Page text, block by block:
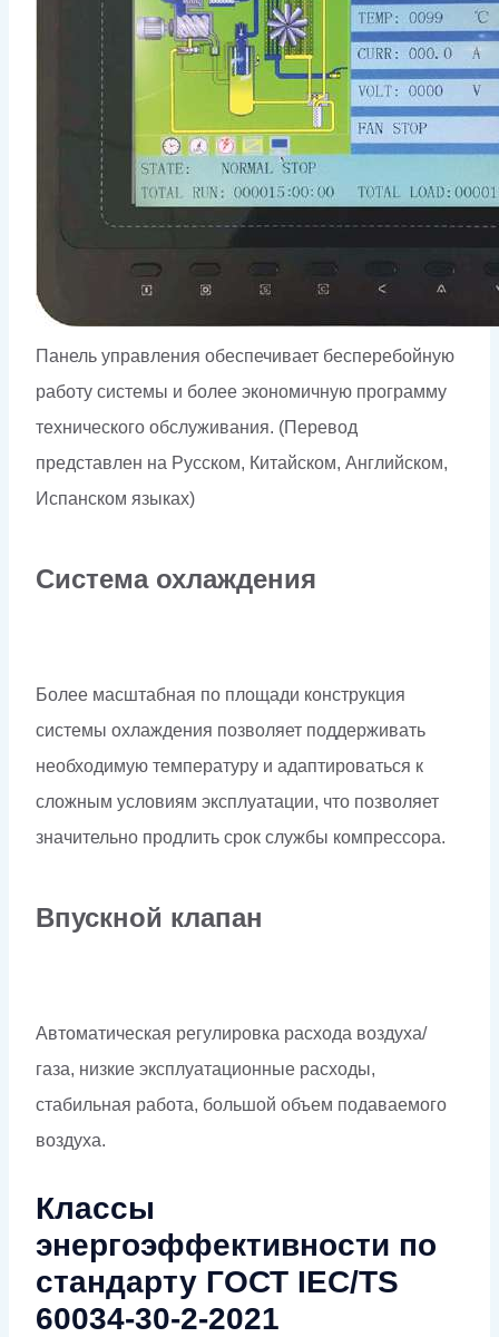
Панель управления обеспечивает бесперебойную
работу системы и более экономичную программу
технического обслуживания. (Перевод
представлен на Русском, Китайском, Английском,
Испанском языках)
Система охлаждения
Более масштабная по площади конструкция
системы охлаждения позволяет поддерживать
необходимую температуру и адаптироваться к
сложным условиям эксплуатации, что позволяет
значительно продлить срок службы компрессора.
Впускной клапан
Автоматическая регулировка расхода воздуха/
газа, низкие эксплуатационные расходы,
стабильная работа, большой объем подаваемого
воздуха.
Классы
энергоэффективности по
стандарту ГОСТ IEC/TS
60034-30-2-2021